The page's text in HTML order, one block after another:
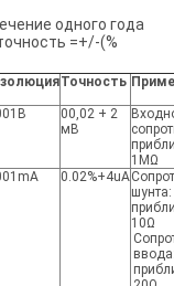
одного года
=+/-(%
Точность
00,02 + 2
мВ
1MΩ
0.02%+4uA
шунта:
10Ω